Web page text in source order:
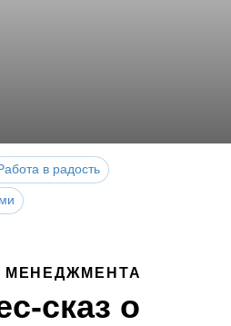
в радость
МЕНЕДЖМЕНТА
сказ о